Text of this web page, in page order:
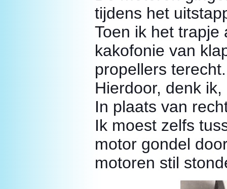
tijdens het
Toen ik het trapje
kakofonie van
propellers terecht.
Hierdoor, denk
In plaats van
Ik moest zelfs
motor gondel
motoren stil